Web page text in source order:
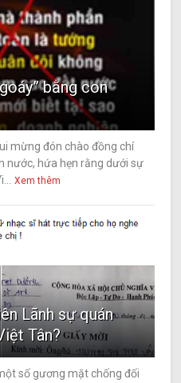
bằng con
mừng đón chào đồng chí
nước, hứa hẹn rằng dưới sự
Xem thêm
Lãnh sự quán
Tân?
số gương mặt chống đối